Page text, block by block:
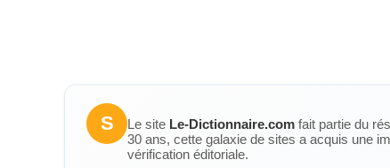
S Le site Le-Dictionnaire.com fait partie du
30 ans, cette galaxie de sites a acquis une
vérification éditoriale.